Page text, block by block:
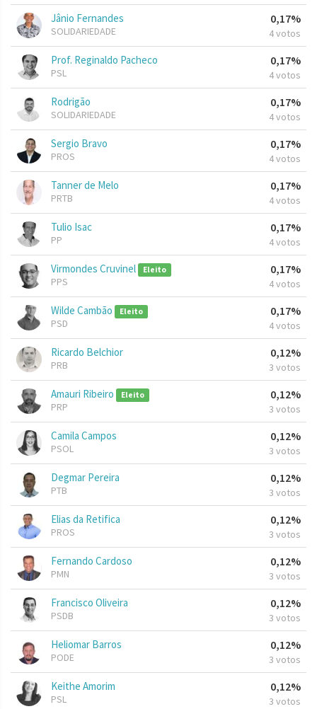
Jânio Fernandes
SOLIDARIEDADE
0,17%
4 votos
Prof. Reginaldo Pacheco
PSL
0,17%
4 votos
Rodrigão
SOLIDARIEDADE
0,17%
4 votos
Sergio Bravo
PROS
0,17%
4 votos
Tanner de Melo
PRTB
0,17%
4 votos
Tulio Isac
PP
0,17%
4 votos
Virmondes Cruvinel Eleito
PPS
0,17%
4 votos
Wilde Cambão Eleito
PSD
0,17%
4 votos
Ricardo Belchior
PRB
0,12%
3 votos
Amauri Ribeiro Eleito
PRP
0,12%
3 votos
Camila Campos
PSOL
0,12%
3 votos
Degmar Pereira
PTB
0,12%
3 votos
Elias da Retifica
PROS
0,12%
3 votos
Fernando Cardoso
PMN
0,12%
3 votos
Francisco Oliveira
PSDB
0,12%
3 votos
Heliomar Barros
PODE
0,12%
3 votos
Keithe Amorim
PSL
0,12%
3 votos